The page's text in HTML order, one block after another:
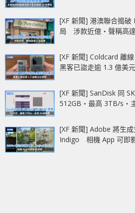
[XF 新聞] 港澳聯合搗
局 涉款近億‧聲稱高
[XF 新聞] Coldcard 離
黑客已盜走逾 1.3 億美
[XF 新聞] SanDisk 同
512GB‧最高 3TB/s‧
[XF 新聞] Adobe 將生
Indigo 相機 App 可即